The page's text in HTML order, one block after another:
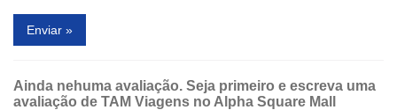
Enviar »
Ainda nehuma avaliação. Seja primeiro e escreva uma
avaliação de TAM Viagens no Alpha Square Mall